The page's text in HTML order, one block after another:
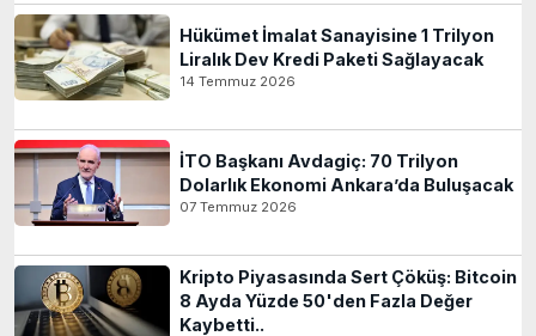
Hükümet İmalat Sanayisine 1 Trilyon
Liralık Dev Kredi Paketi Sağlayacak
14 Temmuz 2026
İTO Başkanı Avdagiç: 70 Trilyon
Dolarlık Ekonomi Ankara’da Buluşacak
07 Temmuz 2026
Kripto Piyasasında Sert Çöküş: Bitcoin
8 Ayda Yüzde 50'den Fazla Değer
Kaybetti..